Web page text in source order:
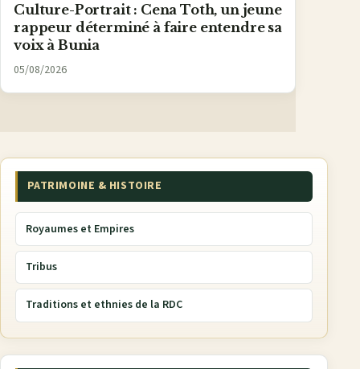
Culture-Portrait : Cena Toth, un jeune
rappeur déterminé à faire entendre sa
voix à Bunia
05/08/2026
PATRIMOINE & HISTOIRE
Royaumes et Empires
Tribus
Traditions et ethnies de la RDC